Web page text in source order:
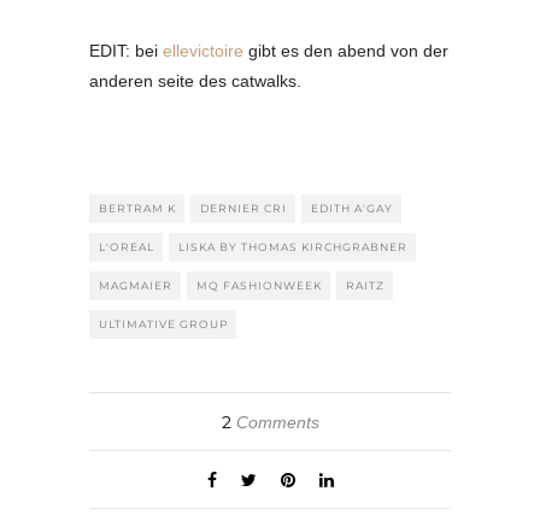
EDIT: bei ellevictoire gibt es den abend von der
anderen seite des catwalks.
BERTRAM K DERNIER CRI EDITH A'GAY
L'OREAL LISKA BY THOMAS KIRCHGRABNER
MAGMAIER MQ FASHIONWEEK RAITZ
ULTIMATIVE GROUP
2 Comments